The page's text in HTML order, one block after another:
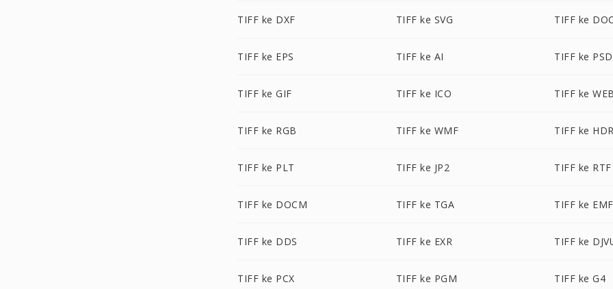
TIFF ke DXF TIFF ke SVG TIFF ke
TIFF ke EPS TIFF ke AI TIFF ke PSD
TIFF ke GIF TIFF ke ICO TIFF ke
TIFF ke RGB TIFF ke WMF TIFF ke
TIFF ke PLT TIFF ke JP2 TIFF ke RTF
TIFF ke DOCM TIFF ke TGA TIFF ke EMF
TIFF ke DDS TIFF ke EXR TIFF ke
TIFF ke PCX TIFF ke PGM TIFF ke G4